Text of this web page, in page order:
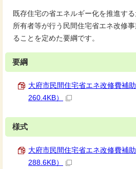
既存住宅の省エネルギー化を推進す
所有者等が行う民間住宅省エネ改修
ることを定めた要綱です。
要綱
大府市民間住宅省エネ改修費補
260.4KB）
様式
大府市民間住宅省エネ改修費補
288.6KB）